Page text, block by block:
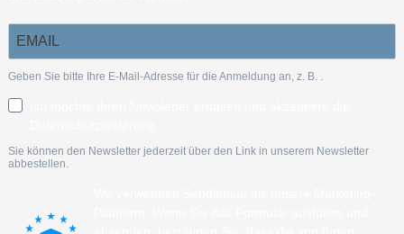
Geben Sie bitte Ihre E-Mail-Adresse für die Anmeldung an, z. B.
Sie können den Newsletter jederzeit über den Link in unserem Newsletter
abbestellen.